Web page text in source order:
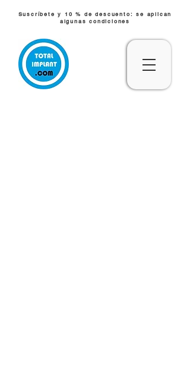
Suscríbete y 10 % de descuento: se aplican
algunas condiciones